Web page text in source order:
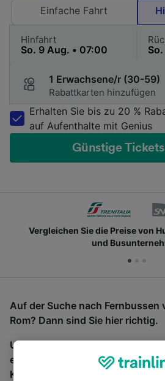
Einfache Fahrt
Hinfahrt
1 Erwachsene/r (30-59)
Rabattkarten hinzufügen
Erhalten Sie bis zu 20 %
auf Aufenthalte mit Genius
Günstige
Vergleichen Sie die Preise von
und
Auf der Suche nach Fernbussen
Rom? Dann sind Sie hier richtig.
Um Bustickets zu finden,
eine Suche und wir vergleichen
Kosten für Bahn- und Busreisen